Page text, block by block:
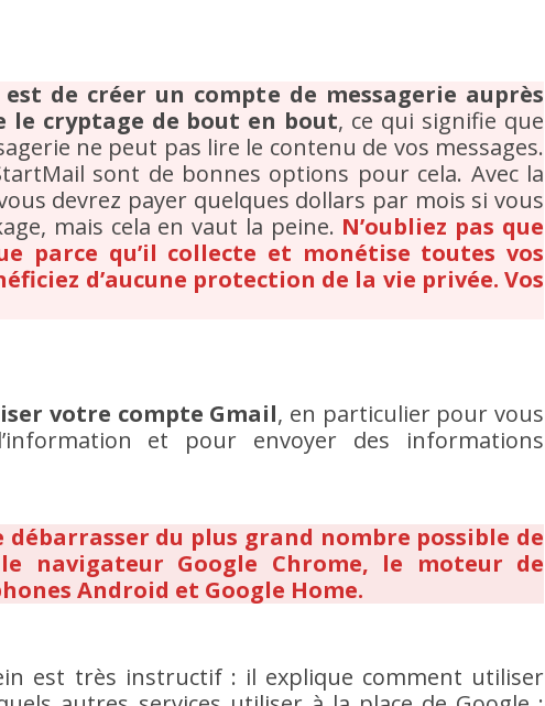
de créer un compte de messagerie auprès
le cryptage de bout en bout, ce qui signifie que
ne peut pas lire le contenu de vos messages.
sont de bonnes options pour cela. Avec la
devrez payer quelques dollars par mois si vous
mais cela en vaut la peine. N’oubliez pas que
parce qu’il collecte et monétise toutes vos
d’aucune protection de la vie privée. Vos
votre compte Gmail, en particulier pour vous
et pour envoyer des informations
débarrasser du plus grand nombre possible de
navigateur Google Chrome, le moteur de
Android et Google Home.
est très instructif : il explique comment utiliser